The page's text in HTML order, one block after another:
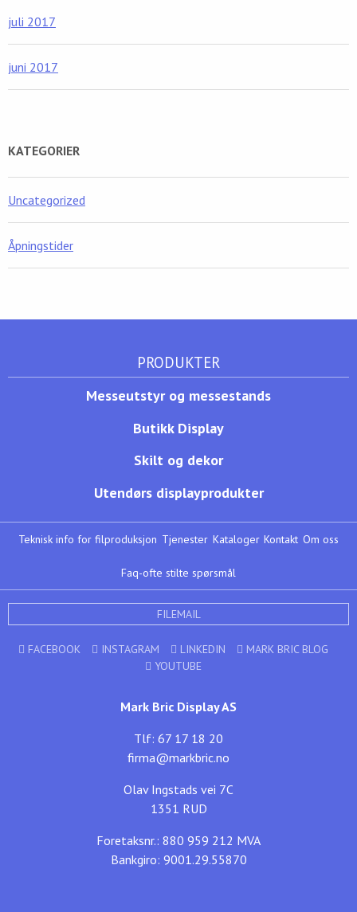
juli 2017
juni 2017
KATEGORIER
Uncategorized
Åpningstider
PRODUKTER
Messeutstyr og messestands
Butikk Display
Skilt og dekor
Utendørs displayprodukter
Teknisk info for filproduksjon Tjenester Kataloger Kontakt Om oss
Faq-ofte stilte spørsmål
FILEMAIL
FACEBOOK INSTAGRAM LINKEDIN
MARK BRIC BLOG
YOUTUBE
Mark Bric Display AS
Tlf: 67 17 18 20
firma@markbric.no
Olav Ingstads vei 7C
1351 RUD
Foretaksnr.: 880 959 212 MVA
Bankgiro: 9001.29.55870